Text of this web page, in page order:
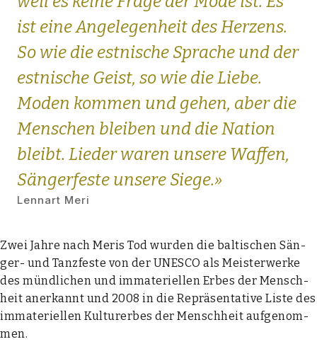
ist eine Ange­le­gen­heit des Her­zens.
So wie die est­ni­sche Spra­che und der
est­ni­sche Geist, so wie die Lie­be.
Moden kom­men und gehen, aber die
Men­schen blei­ben und die Nati­on
bleibt. Lie­der waren unse­re Waf­fen,
Sän­ger­fes­te unse­re Sie­ge.»
Lenn­art Meri
Zwei Jah­re nach Meris Tod wur­den die bal­ti­schen Sän­
ger- und Tanz­fes­te von der UNESCO als Meis­ter­wer­ke
des münd­li­chen und imma­te­ri­el­len Erbes der Mensch­
heit aner­kannt und 2008 in die Reprä­sen­ta­ti­ve Lis­te des
imma­te­ri­el­len Kul­tur­er­bes der Mensch­heit auf­ge­nom­
men.